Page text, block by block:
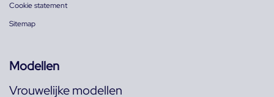
Cookie statement
Sitemap
Modellen
Vrouwelijke modellen